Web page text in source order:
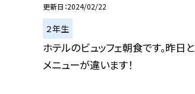
更新日 2024/02/22
２年生
ホテルのビュッフェ朝食です。昨日と
メニューが違います！